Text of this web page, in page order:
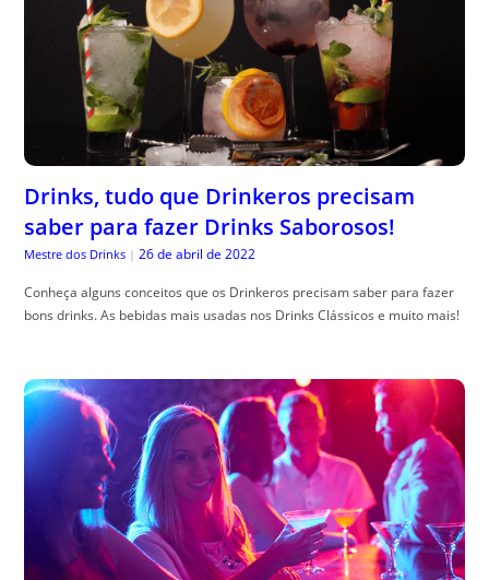
Drinks, tudo que Drinkeros precisam
saber para fazer Drinks Saborosos!
Mestre dos Drinks | 26 de abril de 2022
Conheça alguns conceitos que os Drinkeros precisam saber para fazer
bons drinks. As bebidas mais usadas nos Drinks Clássicos e muito mais!